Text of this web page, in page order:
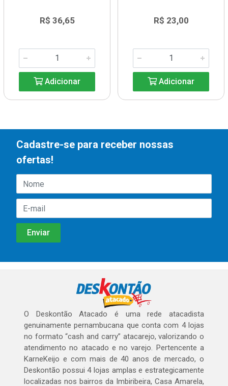
R$ 36,65
Adicionar
R$ 23,00
Adicionar
Cadastre-se para receber nossas
ofertas!
O Deskontão Atacado é uma rede atacadista
genuinamente pernambucana que conta com 4 lojas
no formato “cash and carry” atacarejo, valorizando o
atendimento no atacado e no varejo. Pertencente a
KarneKeijo e com mais de 40 anos de mercado, o
Deskontão possui 4 lojas amplas e estrategicamente
localizadas nos bairros da Imbiribeira, Casa Amarela,